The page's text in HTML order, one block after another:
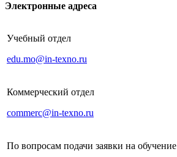
Электронные адреса
Учебный отдел
edu.mo@in-texno.ru
Коммерческий отдел
commerc@in-texno.ru
По вопросам подачи заявки на обучение